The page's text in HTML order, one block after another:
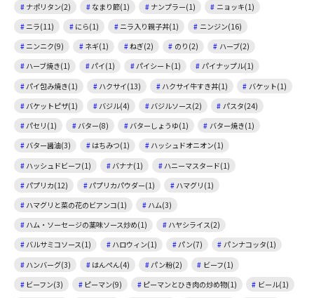
ナポリタン(2)
なまり節(1) ナンプラー(1)
ニョッキ(1)
ニラ(11)
にら(1) ニラ入り親子丼(1)
ニンジン(16)
ニンニク(9)
ネギ(1) ねぎ(2) のり(2)
ハーブ(2)
ハーブ焼き(1)
パイ(1) パイシート(1)
パイナップル(1)
パイ包み焼き(1)
ハクサイ(13) ハクサイ牛すき丼(1)
バケット(1)
バケットピザ(1)
バジル(4) バジルソース(2)
パスタ(24)
パセリ(1)
バター(8) バターしょうゆ(1)
バター焼き(1)
バター醤油(3)
はちみつ(1)
ハッシュドオニオン(1)
ハッシュドビーフ(1)
バナナ(1)
ハニーマスタード(1)
パプリカ(12)
パプリカパウダー(1)
ハマグリ(1)
ハマグリと菜の花のビアンコ(1)
ハム(3)
ハム・ソーセージの薬味ソース炒め(1)
ハヤシライス(2)
バルサミコソース(1)
ハロウィン(1) パン(7)
パンナコッタ(1)
ハンバーグ(3)
はんぺん(4) パン粉(2)
ビーフ(1)
ビーフン(3)
ピーマン(9) ピーマンとひき肉の炒め物(1)
ビール(1)